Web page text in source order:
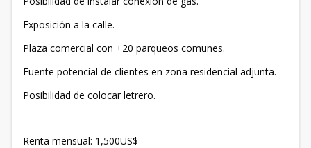
Exposición a la calle.
Plaza comercial con +20 parqueos comunes.
Fuente potencial de clientes en zona residencial adjunta.
Posibilidad de colocar letrero.
Renta mensual: 1,500US$